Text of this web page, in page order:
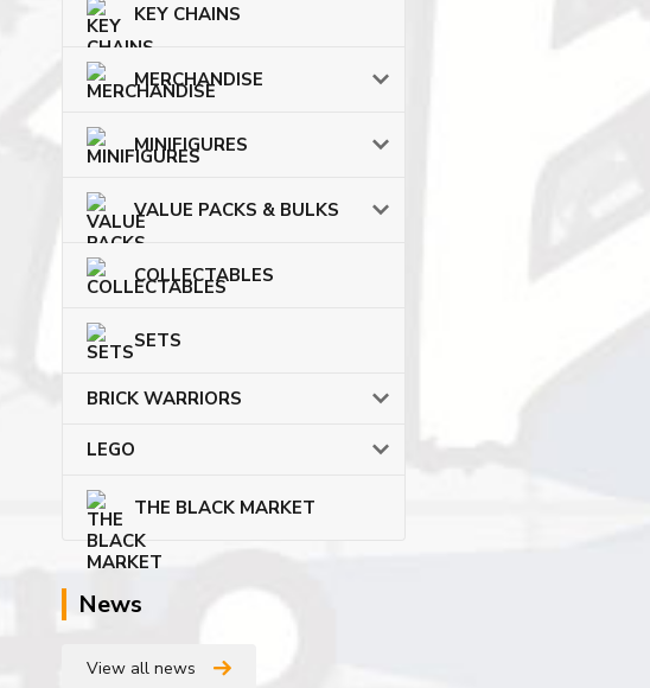
KEY CHAINS
MERCHANDISE
MINIFIGURES
VALUE PACKS & BULKS
COLLECTABLES
SETS
BRICK WARRIORS
LEGO
THE BLACK MARKET
News
View all news